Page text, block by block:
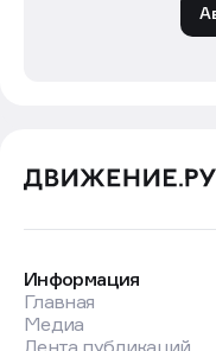
Информация
Главная
Медиа
Лента публикаций